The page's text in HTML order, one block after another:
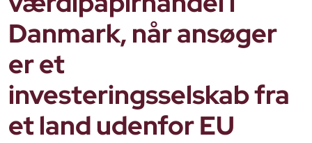
Danmark, når ansøger
er et
investeringsselskab fra
et land udenfor EU